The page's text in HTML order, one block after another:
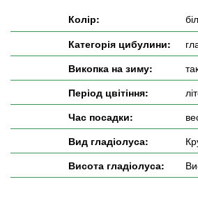
Колір:
Категорія цибулини:
Викопка на зиму:
Період цвітіння:
Час посадки:
Вид гладіолуса:
Висота гладіолуса: